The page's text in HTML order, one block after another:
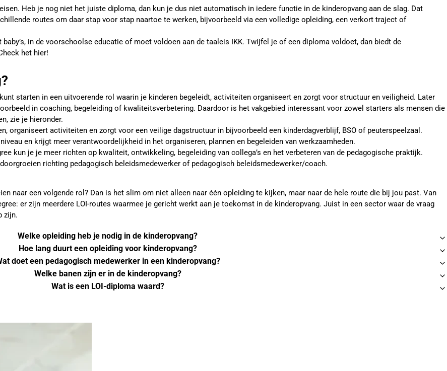
Heb je nog niet het juiste diploma, dan kun je dus niet automatisch in iedere functie in de kinderopvang aan de slag. Dat
routes om daar stap voor stap naartoe te werken, bijvoorbeeld via een volledige opleiding, een verkort traject of
in de voorschoolse educatie of moet voldoen aan de taaleis IKK. Twijfel je of een diploma voldoet, dan biedt de
het hier!
starten in een uitvoerende rol waarin je kinderen begeleidt, activiteiten organiseert en zorgt voor structuur en veiligheid. Later
in coaching, begeleiding of kwaliteitsverbetering. Daardoor is het vakgebied interessant voor zowel starters als mensen die
zie je hieronder.
organiseert activiteiten en zorgt voor een veilige dagstructuur in bijvoorbeeld een kinderdagverblijf, BSO of peuterspeelzaal.
en krijgt meer verantwoordelijkheid in het organiseren, plannen en begeleiden van werkzaamheden.
kun je je meer richten op kwaliteit, ontwikkeling, begeleiding van collega’s en het verbeteren van de pedagogische praktijk.
richting pedagogisch beleidsmedewerker of pedagogisch beleidsmedewerker/coach.
naar een volgende rol? Dan is het slim om niet alleen naar één opleiding te kijken, maar naar de hele route die bij jou past. Van
er zijn meerdere LOI-routes waarmee je gericht werkt aan je toekomst in de kinderopvang. Juist in een sector waar de vraag
zijn.
Welke opleiding heb je nodig in de kinderopvang?
Hoe lang duurt een opleiding voor kinderopvang?
doet een pedagogisch medewerker in een kinderopvang?
Welke banen zijn er in de kinderopvang?
Wat is een LOI-diploma waard?